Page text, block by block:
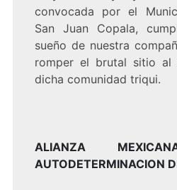
convocada por el
San Juan Copala,
sueño de nuestra
romper el brutal sitio al
dicha comunidad triqui.
ALIANZA
AUTODETERMINACION